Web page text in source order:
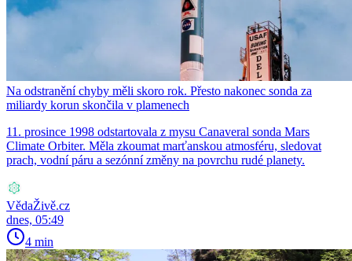
Na odstranění chyby měli skoro rok. Přesto nakonec sonda za
miliardy korun skončila v plamenech
11. prosince 1998 odstartovala z mysu Canaveral sonda Mars
Climate Orbiter. Měla zkoumat marťanskou atmosféru, sledovat
prach, vodní páru a sezónní změny na povrchu rudé planety.
VědaŽivě.cz
dnes, 05:49
4 min